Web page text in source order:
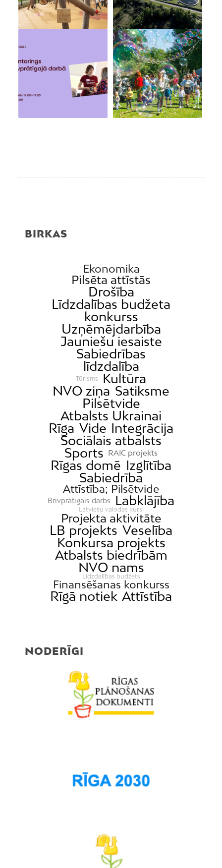
BIRKAS
Ekonomika
Pilsēta attīstās
Drošība
Līdzdalības budžeta
konkurss
Uzņēmējdarbība
Jauniešu iesaiste
Sabiedrības
līdzdalība
Tūrisms
Kultūra
NVO ziņa Satiksme
Pilsētvide
Atbalsts Ukrainai
Rīga Vide Integrācija
Sociālais atbalsts
Sports
RAIC projekts
Rīgas domē Izglītība
Sabiedrība
Attīstība; Pilsētvide
Brīvprātīgais darbs Labklājība
Latviešu valodas kursi
Projekta aktivitāte
LB projekts Veselība
Konkursa projekts
Atbalsts biedrībām
NVO nams
Līdzdalības budžets
Finansēšanas konkurss
Rīgā notiek Attīstība
NODERĪGI